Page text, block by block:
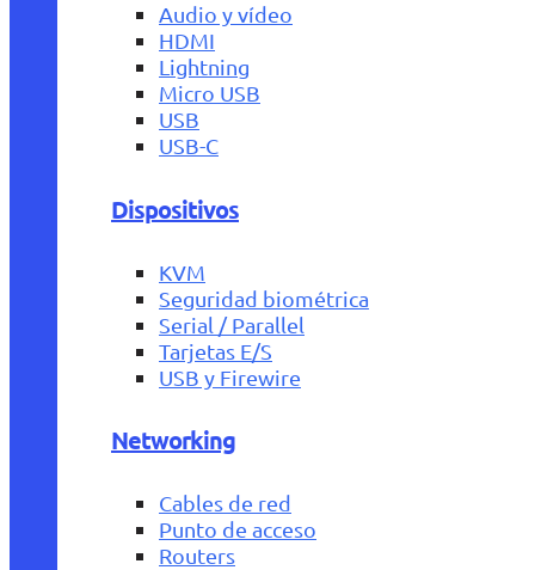
Audio y vídeo
HDMI
Lightning
Micro USB
USB
USB-C
Dispositivos
KVM
Seguridad biométrica
Serial / Parallel
Tarjetas E/S
USB y Firewire
Networking
Cables de red
Punto de acceso
Routers